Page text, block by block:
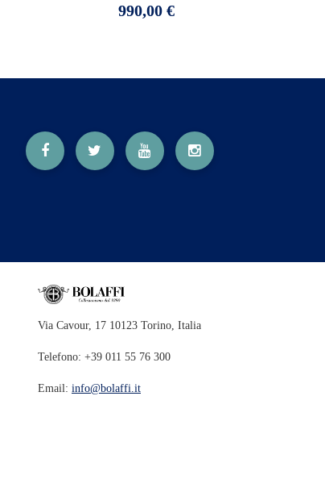
Prezzo
990,00 €
Via Cavour, 17 10123 Torino, Italia
Telefono: +39 011 55 76 300
Email: info@bolaffi.it